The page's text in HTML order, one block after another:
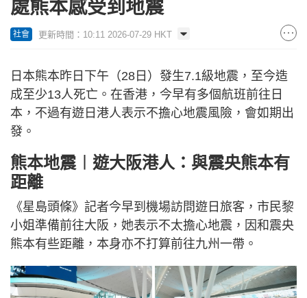
處熊本感受到地震
社會 更新時間：10:11 2026-07-29 HKT
日本熊本昨日下午（28日）發生7.1級地震，至今造
成至少13人死亡。在香港，今早有多個航班前往日
本，不過有遊日港人表示不擔心地震風險，會如期出
發。
熊本地震︱遊大阪港人：與震央熊本有
距離
《星島頭條》記者今早到機場訪問遊日旅客，市民黎
小姐準備前往大阪，她表示不太擔心地震，因和震央
熊本有些距離，本身亦不打算前往九州一帶。